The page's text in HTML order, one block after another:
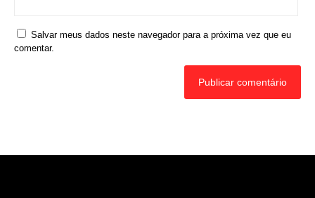
Salvar meus dados neste navegador para a próxima vez que eu
comentar.